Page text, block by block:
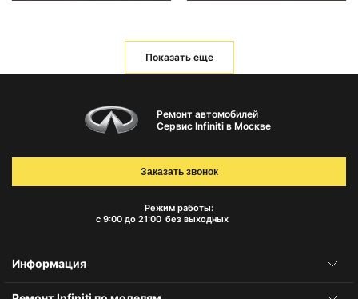
Показать еще
Ремонт автомобилей
Сервис Infiniti в Москве
Режим работы:
с 9:00 до 21:00 без выходных
Заказать звонок
Информация